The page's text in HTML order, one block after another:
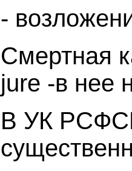
-
Смертная
jure -в нее
В УК РСФСР